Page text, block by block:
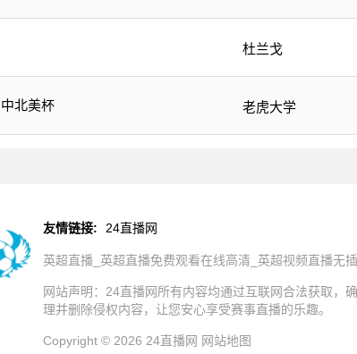
杜兰戈
中北美杯 老虎大学
友情链接: 24直播网
英超直播_英超直播免费观看在线高清_英超视频直播无
网站声明：24直播网所有内容均通过互联网合法获取，
理并删除侵权内容，让您安心享受赛事直播的乐趣。
Copyright © 2026 24直播网 网站地图